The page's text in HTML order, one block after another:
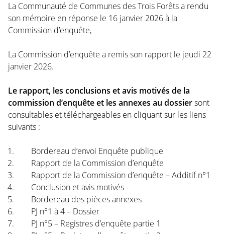
La Communauté de Communes des Trois Forêts a rendu
son mémoire en réponse le 16 janvier 2026 à la
Commission d’enquête,
La Commission d’enquête a remis son rapport le jeudi 22
janvier 2026.
Le rapport, les conclusions et avis motivés de la
commission d’enquête et les annexes au dossiersont
consultables et téléchargeables en cliquant sur les liens
suivants :
Bordereau d’envoi Enquête publique
Rapport de la Commission d’enquête
Rapport de la Commission d’enquête – Additif n°1
Conclusion et avis motivés
Bordereau des pièces annexes
PJ n°1 à 4 – Dossier
PJ n°5 – Registres d’enquête partie 1